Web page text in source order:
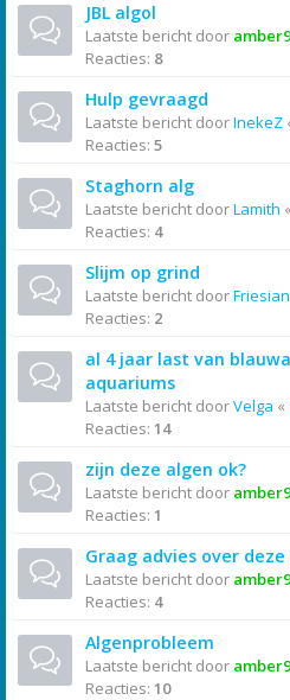
JBL algol
Laatste bericht door
Reacties: 8
Hulp gevraagd
Laatste bericht doorInekeZ
Reacties: 5
Staghorn alg
Laatste bericht doorLamith «
Reacties: 4
Slijm op grind
Laatste bericht doorFriesian
Reacties: 2
al 4 jaar last van
aquariums
Laatste bericht doorVelga «
Reacties: 14
zijn deze algen ok?
Laatste bericht door
Reacties: 1
Graag advies over deze
Laatste bericht door
Reacties: 4
Algenprobleem
Laatste bericht door
Reacties: 10